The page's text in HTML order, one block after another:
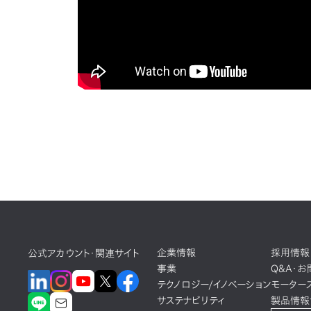
公式アカウント・関連サイト
企業情報
事業
テクノロジー/イノベーション
サステナビリティ
採用情報
Q&A・
モーター
製品情報